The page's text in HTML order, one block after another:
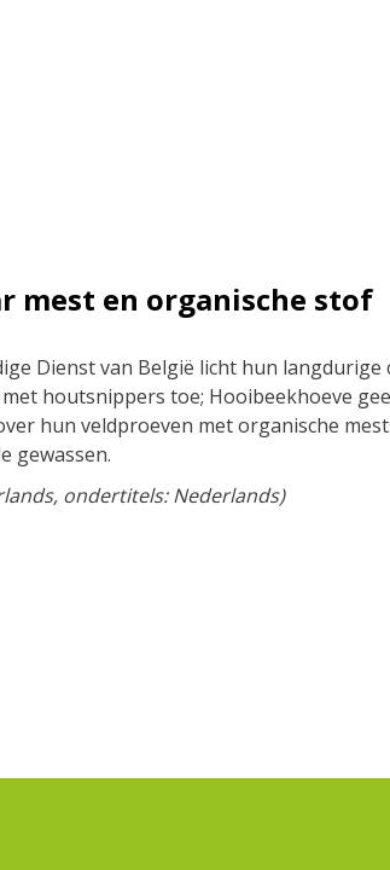
mest en organische stof
Dienst van België licht hun
houtsnippers toe; Hooibeekhoeve
hun veldproeven met organische
gewassen.
ondertitels: Nederlands)